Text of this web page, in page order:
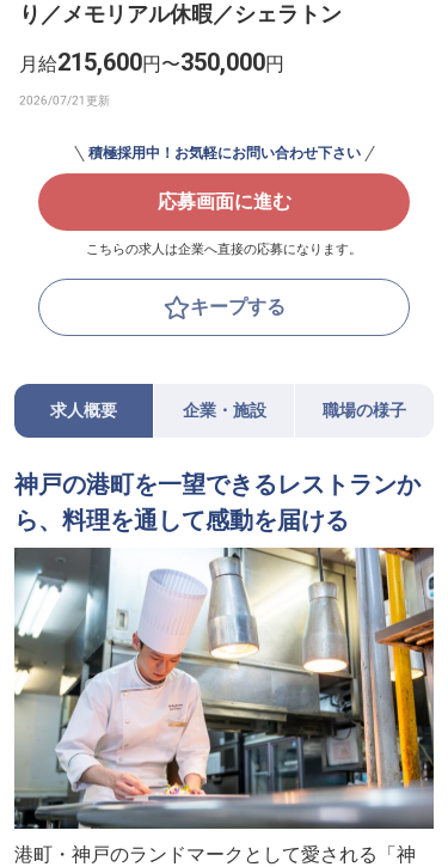
り／メモリアル休暇／シェラトン
月給215,600円〜350,000円
積極採用中！お気軽にお問い合わせ下さい
応募画面に進む
こちらの求人は企業へ直接の応募になります。
キープする
求人概要 企業・施設 職場の様子
神戸の港町を一望できるレストランか
ら、料理を通して感動を届ける
港町・神戸のランドマークとして愛される「神